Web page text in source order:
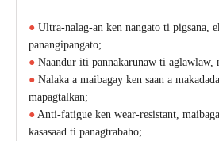
● Ultra-nalag-an ken nangato ti pigsana,
panangipangato;
● Naandur iti pannakarunaw ti aglawlaw,
● Nalaka a maibagay ken saan a
mapagtalkan;
● Anti-fatigue ken wear-resistant,
kasasaad ti panagtrabaho;